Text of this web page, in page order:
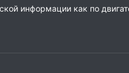
информации как по